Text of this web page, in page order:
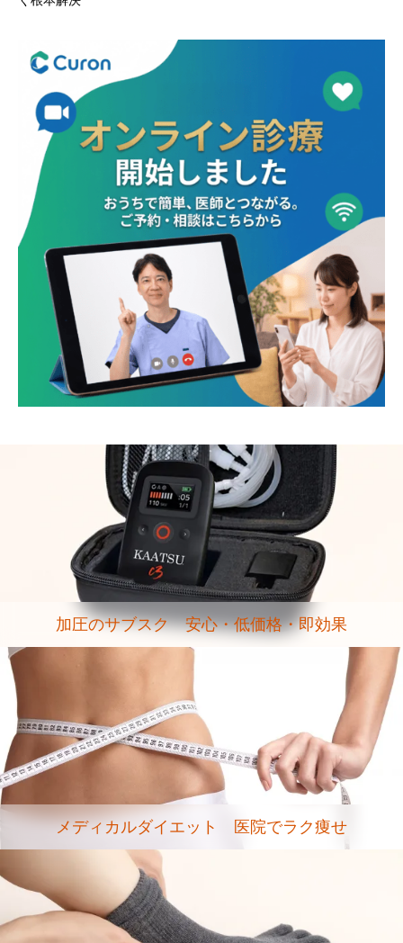
加圧のサブスク 安心・低価格・即効果
メディカルダイエット 医院でラク痩せ